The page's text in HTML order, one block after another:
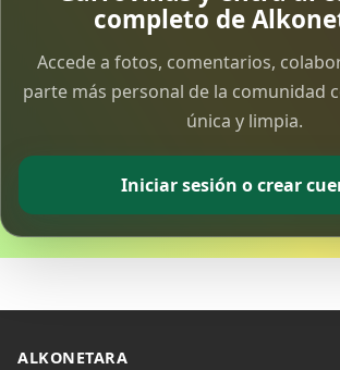
completo de
Accede a fotos, comentarios,
parte más personal de la comunidad
única y limpia.
Iniciar sesión o crear
ALKONETARA